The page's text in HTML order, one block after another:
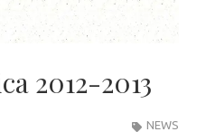
2012-2013
NEWS